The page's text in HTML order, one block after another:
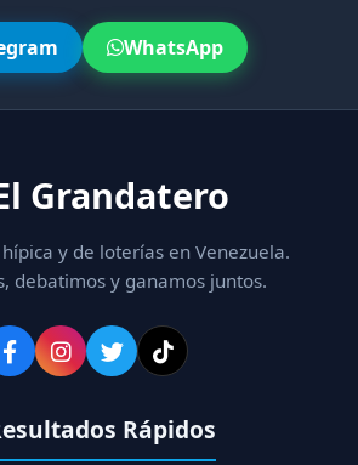
WhatsApp
Grandatero
y de loterías en Venezuela.
debatimos y ganamos juntos.
Rápidos